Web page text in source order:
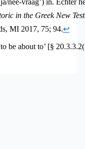
in the Greek New
MI 2017, 75; 94.↩︎
be about to’ [§